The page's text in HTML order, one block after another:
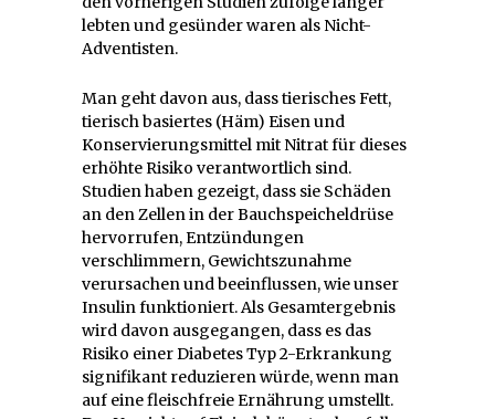
lebten und gesünder waren als Nicht-
Adventisten.
Man geht davon aus, dass tierisches Fett,
tierisch basiertes (Häm) Eisen und
Konservierungsmittel mit Nitrat für dieses
erhöhte Risiko verantwortlich sind.
Studien haben gezeigt, dass sie Schäden
an den Zellen in der Bauchspeicheldrüse
hervorrufen, Entzündungen
verschlimmern, Gewichtszunahme
verursachen und beeinflussen, wie unser
Insulin funktioniert. Als Gesamtergebnis
wird davon ausgegangen, dass es das
Risiko einer Diabetes Typ 2-Erkrankung
signifikant reduzieren würde, wenn man
auf eine fleischfreie Ernährung umstellt.